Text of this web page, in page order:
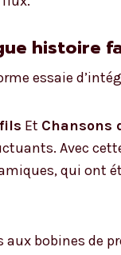
histoire
essaie
Et Chansons
Avec
qui ont
aux bobines de